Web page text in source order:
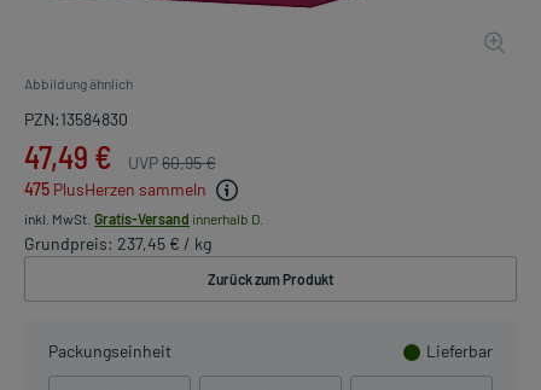
Abbildung ähnlich
PZN:13584830
47,49 € UVP60,95 €
475 PlusHerzen sammeln
inkl. MwSt. Gratis-Versand innerhalb D.
Grundpreis: 237,45 € / kg
Zurück zum Produkt
Packungseinheit Lieferbar